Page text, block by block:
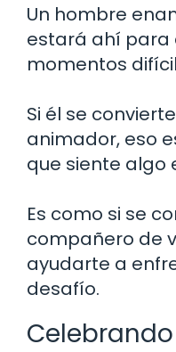
Un hombre
estará ahí para
momentos
Si él se
animador, eso
que siente algo
Es como si se
compañero de
ayudarte a
desafío.